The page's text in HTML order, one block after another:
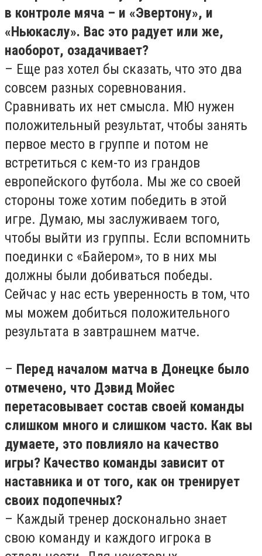
в контроле мяча – и «Эвертону», и
«Ньюкаслу». Вас это радует или же,
наоборот, озадачивает?
– Еще раз хотел бы сказать, что это два
совсем разных соревнования.
Сравнивать их нет смысла. МЮ нужен
положительный результат, чтобы занять
первое место в группе и потом не
встретиться с кем-то из грандов
европейского футбола. Мы же со своей
стороны тоже хотим победить в этой
игре. Думаю, мы заслуживаем того,
чтобы выйти из группы. Если вспомнить
поединки с «Байером», то в них мы
должны были добиваться победы.
Сейчас у нас есть уверенность в том, что
мы можем добиться положительного
результата в завтрашнем матче.
– Перед началом матча в Донецке было
отмечено, что Дэвид Мойес
перетасовывает состав своей команды
слишком много и слишком часто. Как вы
думаете, это повлияло на качество
игры? Качество команды зависит от
наставника и от того, как он тренирует
своих подопечных?
– Каждый тренер досконально знает
свою команду и каждого игрока в